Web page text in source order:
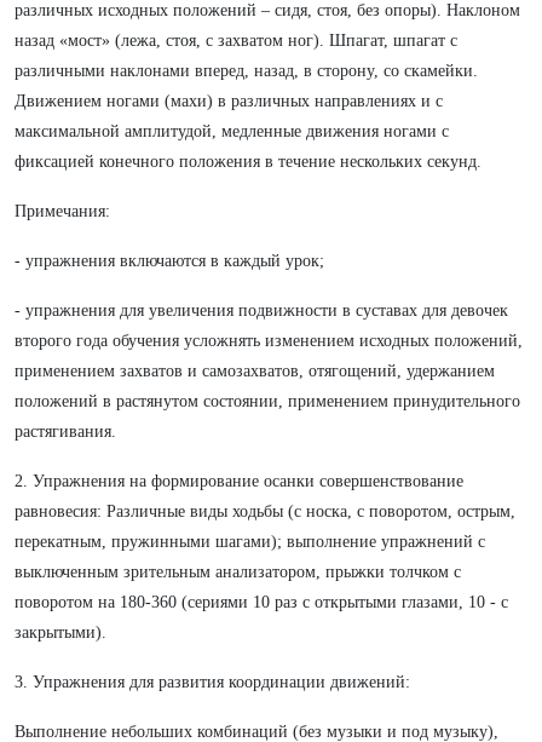
различных исходных положений – сидя, стоя, без опоры). Наклоном
назад «мост» (лежа, стоя, с захватом ног). Шпагат, шпагат с
различными наклонами вперед, назад, в сторону, со скамейки.
Движением ногами (махи) в различных направлениях и с
максимальной амплитудой, медленные движения ногами с
фиксацией конечного положения в течение нескольких секунд.
Примечания:
- упражнения включаются в каждый урок;
- упражнения для увеличения подвижности в суставах для девочек
второго года обучения усложнять изменением исходных положений,
применением захватов и самозахватов, отягощений, удержанием
положений в растянутом состоянии, применением принудительного
растягивания.
2. Упражнения на формирование осанки совершенствование
равновесия: Различные виды ходьбы (с носка, с поворотом, острым,
перекатным, пружинными шагами); выполнение упражнений с
выключенным зрительным анализатором, прыжки толчком с
поворотом на 180-360 (сериями 10 раз с открытыми глазами, 10 - с
закрытыми).
3. Упражнения для развития координации движений:
Выполнение небольших комбинаций (без музыки и под музыку),